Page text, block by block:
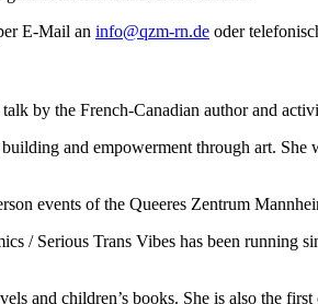
E-Mail an info@qzm-rn.de oder
by the French-Canadian author and
and empowerment through art.
events of the Queeres Zentrum
Serious Trans Vibes has been running
and children’s books. She is also the